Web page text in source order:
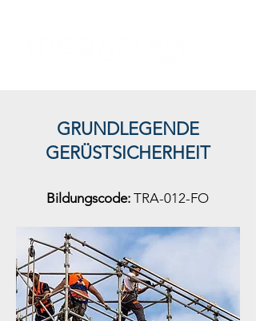
GRUNDLEGENDE
GERÜSTSICHERHEIT
Bildungscode: TRA-012-FO